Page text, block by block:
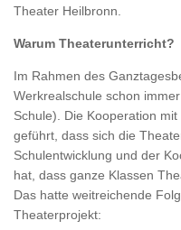
Theater Heilbronn.
Warum Theaterunterricht?
Im Rahmen des
Werkrealschule schon
Schule). Die Kooperation
geführt, dass sich die
Schulentwicklung und der
hat, dass ganze Klassen
Das hatte weitreichende
Theaterprojekt: